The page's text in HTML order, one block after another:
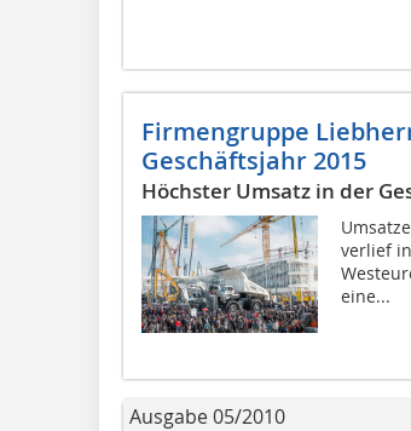
Firmengruppe
Geschäftsjahr 2015
Höchster Umsatz in der
verlief
eine...
Ausgabe 05/2010